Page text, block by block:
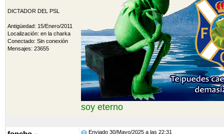
DICTADOR DEL PSL
Antigüedad: 15/Enero/2011
Localización: en la charka
Conectado: Sin conexión
Mensajes: 23655
soy eterno
Enviado 30/Mayo/2025 a las 22:31